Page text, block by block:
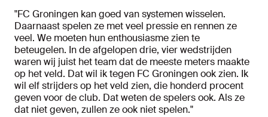
"FC Groningen kan goed van systemen wisselen.
Daarnaast spelen ze met veel pressie en rennen ze
veel. We moeten hun enthousiasme zien te
beteugelen. In de afgelopen drie, vier wedstrijden
waren wij juist het team dat de meeste meters maakte
op het veld. Dat wil ik tegen FC Groningen ook zien. Ik
wil elf strijders op het veld zien, die honderd procent
geven voor de club. Dat weten de spelers ook. Als ze
dat niet geven, zullen ze ook niet spelen."